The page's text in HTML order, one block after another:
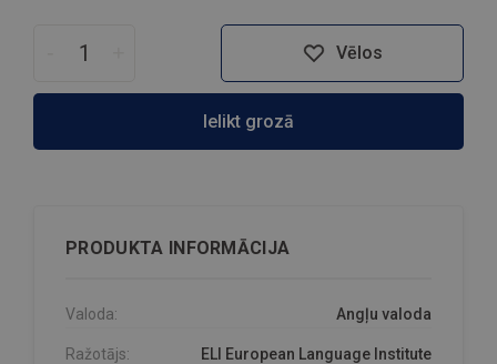
Vēlos
Ielikt grozā
PRODUKTA INFORMĀCIJA
Valoda: Angļu valoda
Ražotājs: ELI European Language Institute